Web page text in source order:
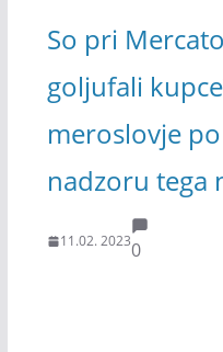
So pri
goljufali
meroslovje
nadzoru tega
11.02. 20230